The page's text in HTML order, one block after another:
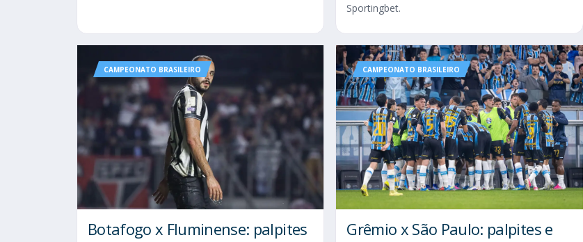
Sportingbet.
CAMPEONATO BRASILEIRO
Botafogo x Fluminense: palpites
CAMPEONATO BRASILEIRO
Grêmio x São Paulo: palpites e